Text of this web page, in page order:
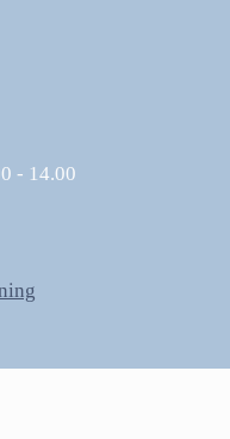
- 14.00